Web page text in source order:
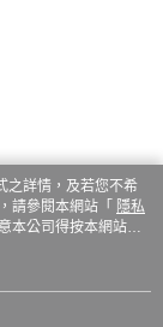
關給付款項請求債
意方可使用
公司不負相關責
狀況，依本公司即
公司將視審查結果
惡意使用之情形，
取法律行動。
之詳情，及若您不希
請參閱本網站「 隱私
本公司得按本網站使